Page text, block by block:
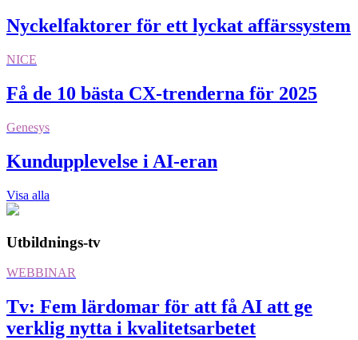
Nyckelfaktorer för ett lyckat affärssystem
NICE
Få de 10 bästa CX-trenderna för 2025
Genesys
Kundupplevelse i AI-eran
Visa alla
Utbildnings-tv
WEBBINAR
Tv: Fem lärdomar för att få AI att ge
verklig nytta i kvalitetsarbetet